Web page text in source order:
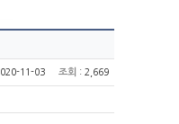
11-03 조회 : 2,669